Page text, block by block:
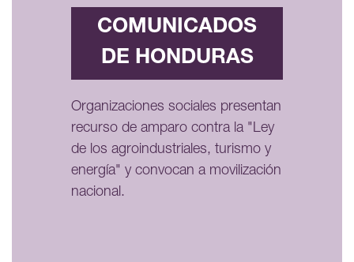
COMUNICADOS
DE HONDURAS
Organizaciones sociales presentan
recurso de amparo contra la "Ley
de los agroindustriales, turismo y
energía" y convocan a movilización
nacional.